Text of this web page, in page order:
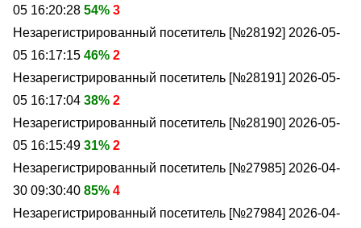
05 16:20:28 54% 3
Незарегистрированный посетитель [№28192] 2026-05-
05 16:17:15 46% 2
Незарегистрированный посетитель [№28191] 2026-05-
05 16:17:04 38% 2
Незарегистрированный посетитель [№28190] 2026-05-
05 16:15:49 31% 2
Незарегистрированный посетитель [№27985] 2026-04-
30 09:30:40 85% 4
Незарегистрированный посетитель [№27984] 2026-04-